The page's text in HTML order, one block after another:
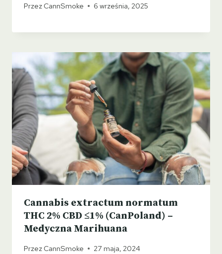
Przez CannSmoke 6 września, 2025
Cannabis extractum normatum
THC 2% CBD ≤1% (CanPoland) –
Medyczna Marihuana
Przez CannSmoke 27 maja, 2024